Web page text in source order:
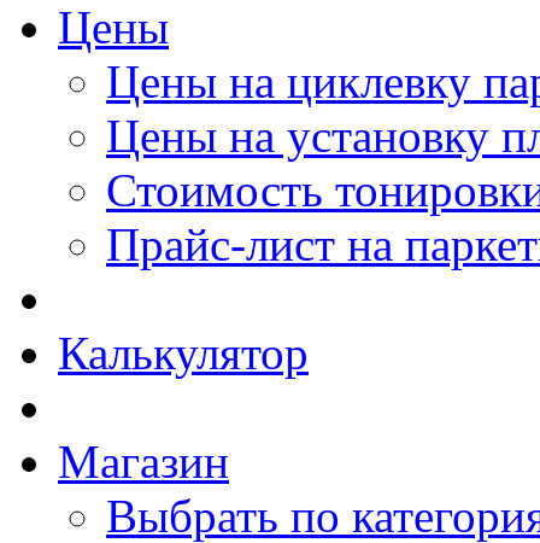
Цены
Цены на циклевку
Цены на установку
Стоимость
Прайс-лист на
Калькулятор
Магазин
Выбрать по